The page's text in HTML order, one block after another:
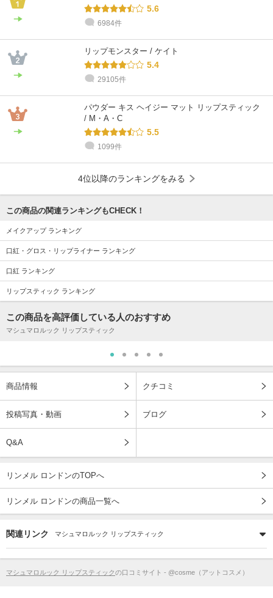
5.6
6984件
リップモンスター / ケイト
5.4
29105件
パウダー キス ヘイジー マット リップスティック
/ M・A・C
5.5
1099件
4位以降のランキングをみる
この商品の関連ランキングもCHECK！
メイクアップ ランキング
口紅・グロス・リップライナー ランキング
口紅 ランキング
リップスティック ランキング
この商品を高評価している人のおすすめ
マシュマロルック リップスティック
商品情報 クチコミ
投稿写真・動画 ブログ
Q&A
リンメル ロンドンのTOPへ
リンメル ロンドンの商品一覧へ
関連リンク マシュマロルック リップスティック
マシュマロルック リップスティックの口コミサイト - @cosme（アットコスメ）